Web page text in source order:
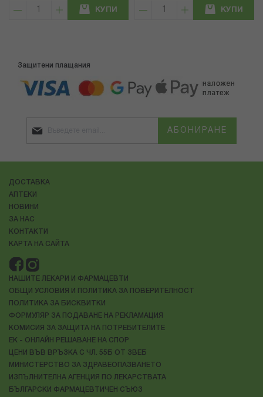
КУПИ КУПИ
Защитени плащания
АБОНИРАНЕ
ДОСТАВКА
АПТЕКИ
НОВИНИ
ЗА НАС
КОНТАКТИ
КАРТА НА САЙТА
НАШИТЕ ЛЕКАРИ И ФАРМАЦЕВТИ
ОБЩИ УСЛОВИЯ И ПОЛИТИКА ЗА ПОВЕРИТЕЛНОСТ
ПОЛИТИКА ЗА БИСКВИТКИ
ФОРМУЛЯР ЗА ПОДАВАНЕ НА РЕКЛАМАЦИЯ
КОМИСИЯ ЗА ЗАЩИТА НА ПОТРЕБИТЕЛИТЕ
ЕК - ОНЛАЙН РЕШАВАНЕ НА СПОР
ЦЕНИ ВЪВ ВРЪЗКА С ЧЛ. 55Б ОТ ЗВЕБ
МИНИСТЕРСТВО ЗА ЗДРАВЕОПАЗВАНЕТО
ИЗПЪЛНИТЕЛНА АГЕНЦИЯ ПО ЛЕКАРСТВАТА
БЪЛГАРСКИ ФАРМАЦЕВТИЧЕН СЪЮЗ